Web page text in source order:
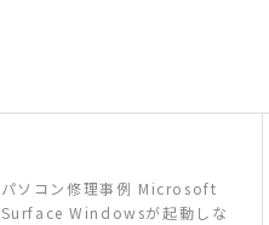
パソコン修理事例 Microsoft
Surface Windowsが起動しな